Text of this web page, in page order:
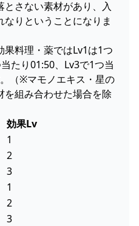
とさない素材があり、入
りということになりま
料理・薬ではLv1は1つ
たり01:50、Lv3で1つ当
（※マモノエキス・星の
組み合わせた場合を除
効果Lv
1
2
3
1
2
3